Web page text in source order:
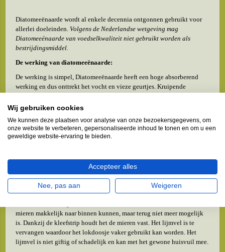
Diatomeeënaarde wordt al enkele decennia ontgonnen gebruikt voor
allerlei doeleinden. Volgens de Nederlandse wetgeving mag
Diatomeeënaarde van voedselkwaliteit niet gebruikt worden als
bestrijdingsmiddel.
De werking van diatomeeënaarde:
De werking is simpel, Diatomeeënaarde heeft een hoge absorberend
werking en dus onttrekt het vocht en vieze geurtjes. Kruipende
insecten hebben een exoskelet oftewel een uitwendig skelet als
in aanraking komen met diatomeeënaarde waardoor ze zullen
uitdrogen.
handschoenen, stofbril en stofmasker te gebruiken. Hoewel onze
diatomeeënaarde 100% natuurlijk is en niet giftig, kan direct contact
wel zorgen voor irritatie aan huid, ogen en/of luchtwegen.
Mierenlokdoosjes
mieren makkelijk naar binnen kunnen, maar terug niet meer mogelijk
is. Dankzij de kleefstrip houdt het de mieren vast. Het lijmvel is te
vervangen waardoor het lokdoosje vaker gebruikt kan worden. Het
lijmvel is niet giftig of schadelijk en kan met het gewone huisvuil mee.
Wij gebruiken cookies
We kunnen deze plaatsen voor analyse van onze bezoekersgegevens, om
onze website te verbeteren, gepersonaliseerde inhoud te tonen en om u een
geweldige website-ervaring te bieden.
Accepteer alles
Nee, pas aan Weigeren